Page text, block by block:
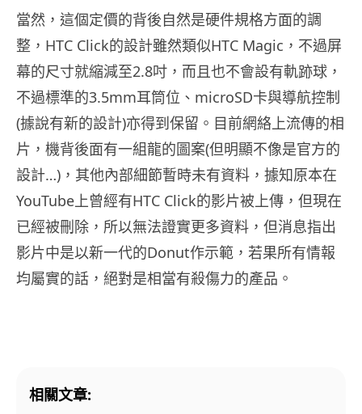
當然，這個定價的背後自然是硬件規格方面的調
整，HTC Click的設計雖然類似HTC Magic，不過屏
幕的尺寸就縮減至2.8吋，而且也不會設有軌跡球，
不過標準的3.5mm耳筒位、microSD卡與導航控制
(據說有新的設計)亦得到保留。目前網絡上流傳的相
片，機背後面有一組龍的圖案(但明顯不像是官方的
設計…)，其他內部細節暫時未有資料，據知原本在
YouTube上曾經有HTC Click的影片被上傳，但現在
已經被刪除，所以無法證實更多資料，但消息指出
影片中是以新一代的Donut作示範，若果所有情報
均屬實的話，絕對是相當有殺傷力的產品。
相關文章: